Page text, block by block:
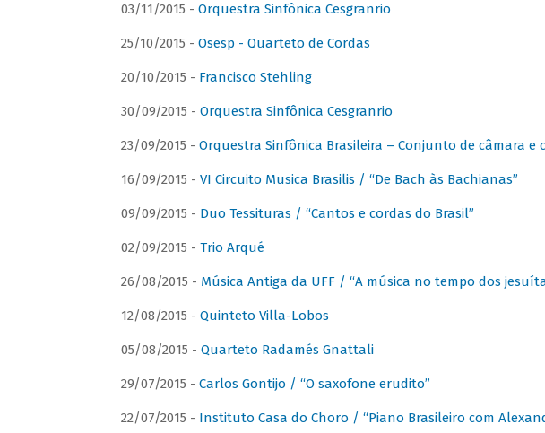
03/11/2015 - Orquestra Sinfônica Cesgranrio
25/10/2015 - Osesp - Quarteto de Cordas
20/10/2015 - Francisco Stehling
30/09/2015 - Orquestra Sinfônica Cesgranrio
23/09/2015 - Orquestra Sinfônica Brasileira – Conjunto de câmara
16/09/2015 - VI Circuito Musica Brasilis / “De Bach às Bachianas”
09/09/2015 - Duo Tessituras / “Cantos e cordas do Brasil”
02/09/2015 - Trio Arqué
26/08/2015 - Música Antiga da UFF / “A música no tempo dos
12/08/2015 - Quinteto Villa-Lobos
05/08/2015 - Quarteto Radamés Gnattali
29/07/2015 - Carlos Gontijo / “O saxofone erudito”
22/07/2015 - Instituto Casa do Choro / “Piano Brasileiro com